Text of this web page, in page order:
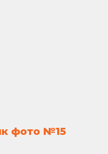
фото №15